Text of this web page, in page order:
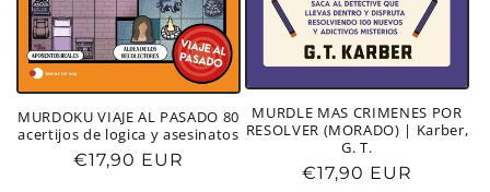
MURDOKU VIAJE AL PASADO 80
acertijos de logica y asesinatos
Precio
€17,90 EUR
MURDLE MAS CRIMENES POR
RESOLVER (MORADO) | Karber,
G. T.
Precio
€17,90 EUR